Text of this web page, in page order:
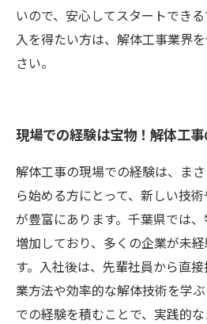
いので、安心してスタートでき
入を得たい方は、解体工事業界
さい。
現場での経験は宝物！解体工
解体工事の現場での経験は、ま
ら始める方にとって、新しい技
が豊富にあります。千葉県では
増加しており、多くの企業が未
す。入社後は、先輩社員から直
業方法や効率的な解体技術を学
での経験を積むことで、実践的